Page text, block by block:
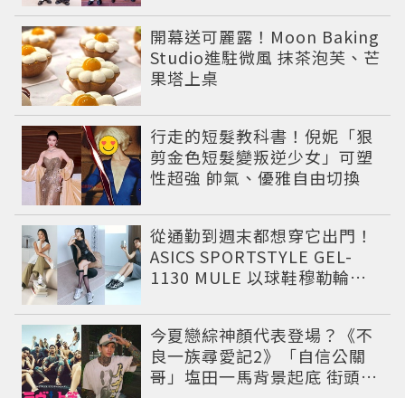
開幕送可麗露！Moon Baking
Studio進駐微風 抹茶泡芙、芒
果塔上桌
行走的短髮教科書！倪妮「狠
剪金色短髮變叛逆少女」可塑
性超強 帥氣、優雅自由切換
從通勤到週末都想穿它出門！
ASICS SPORTSTYLE GEL-
1130 MULE 以球鞋穆勒輪廓
的復古運動穿搭 LOOK
今夏戀綜神顏代表登場？《不
良一族尋愛記2》「自信公關
哥」塩田一馬背景起底 街頭辣